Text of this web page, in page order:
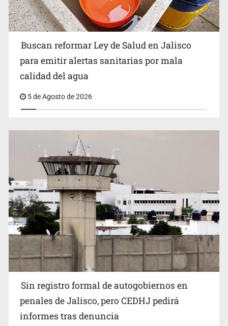
Citarían a Medrano si persiste falta de diálogo con
vecinos de Mirador San Isidro
Buscan reformar Ley de Salud en Jalisco
para emitir alertas sanitarias por mala
calidad del agua
5 de Agosto de 2026
Sin registro formal de autogobiernos en
penales de Jalisco, pero CEDHJ pedirá
informes tras denuncia